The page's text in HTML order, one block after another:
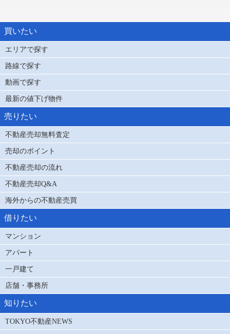
買いたい
エリアで探す
路線で探す
動画で探す
最新の値下げ物件
売りたい
不動産売却無料査定
売却のポイント
不動産売却の流れ
不動産売却Q&A
海外からの不動産売買
借りたい
マンション
アパート
一戸建て
店舗・事務所
知りたい
TOKYO不動産NEWS